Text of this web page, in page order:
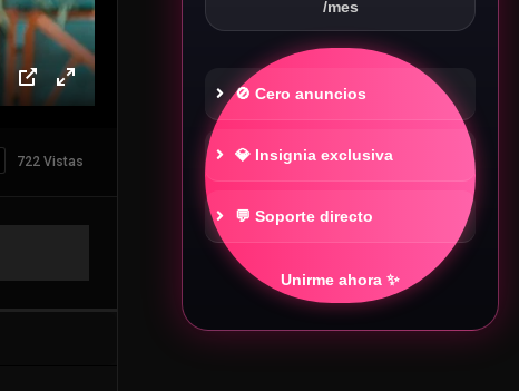
722 Vistas
/mes
🚫 Cero anuncios
💎 Insignia exclusiva
💬 Soporte directo
Unirme ahora ✨